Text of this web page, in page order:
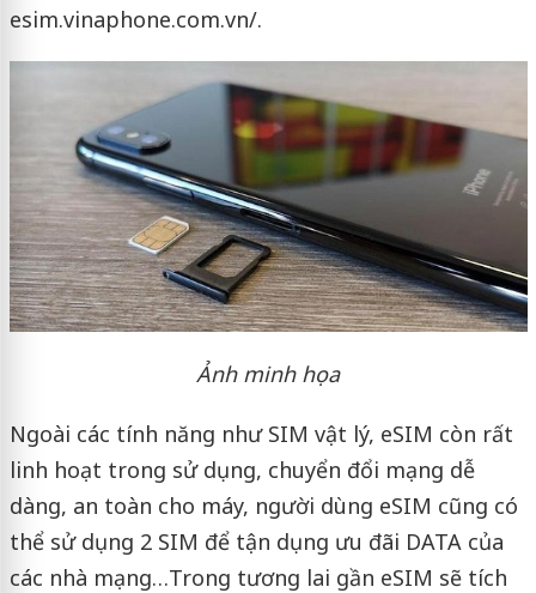
esim.vinaphone.com.vn/.
Ảnh minh họa
Ngoài các tính năng như SIM vật lý, eSIM còn rất
linh hoạt trong sử dụng, chuyển đổi mạng dễ
dàng, an toàn cho máy, người dùng eSIM cũng có
thể sử dụng 2 SIM để tận dụng ưu đãi DATA của
các nhà mạng…Trong tương lai gần eSIM sẽ tích